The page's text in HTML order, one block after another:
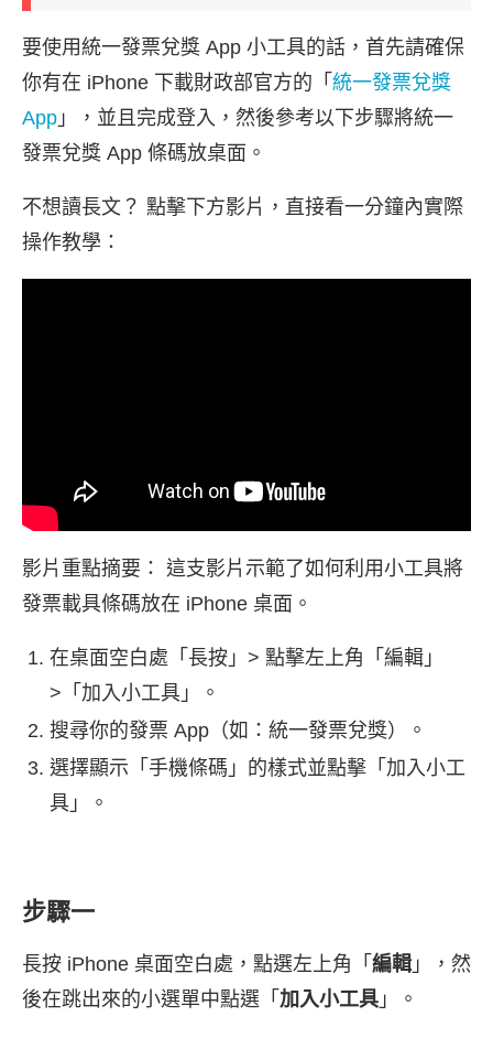
要使用統一發票兌獎 App 小工具的話，首先請確保
你有在 iPhone 下載財政部官方的「 統一發票兌獎
App 」，並且完成登入，然後參考以下步驟將統一
發票兌獎 App 條碼放桌面。
不想讀長文？ 點擊下方影片，直接看一分鐘內實際
操作教學：
影片重點摘要： 這支影片示範了如何利用小工具將
發票載具條碼放在 iPhone 桌面。
在桌面空白處「長按」> 點擊左上角「編輯」
>「加入小工具」。
搜尋你的發票 App（如：統一發票兌獎）。
選擇顯示「手機條碼」的樣式並點擊「加入小工
具」。
步驟一
長按 iPhone 桌面空白處，點選左上角「 編輯 」，然
後在跳出來的小選單中點選「 加入小工具 」。